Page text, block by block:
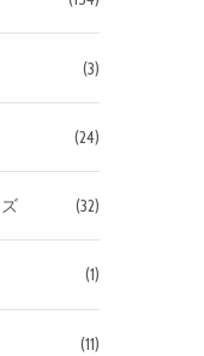
(3)
(24)
(32)
(1)
(11)